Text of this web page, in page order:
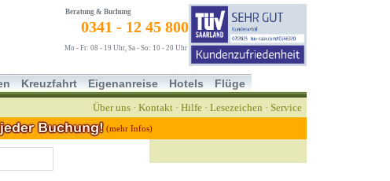
Beratung & Buchung
0341 - 12 45 800
Mo - Fr: 08 - 19 Uhr, Sa - So: 10 - 20 Uhr
Kreuzfahrt Eigenanreise Hotels Flüge
Über uns · Kontakt · Hilfe · Lesezeichen · Service
(mehr Infos)